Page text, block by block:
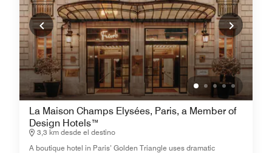
La Maison Champs Elysées, Paris, a Member of
Design Hotels™
3,3 km desde el destino
A boutique hotel in Paris’ Golden Triangle uses dramatic